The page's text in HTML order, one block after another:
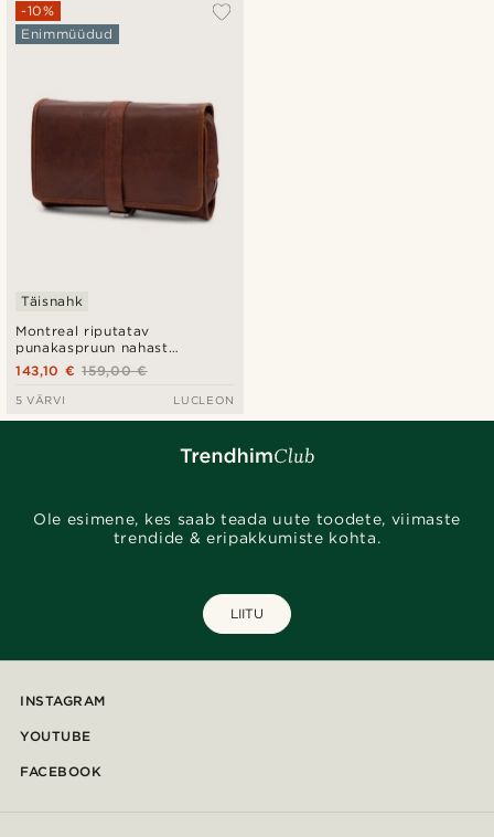
Montreal riputatav
punakaspruun nahast
hügieenitarvete kott
-10%
Enimmüüdud
Täisnahk
159,00 €
143,10 €
5 VÄRVI LUCLEON
Ole esimene, kes saab teada uute toodete, viimaste
trendide & eripakkumiste kohta.
LIITU
INSTAGRAM
YOUTUBE
FACEBOOK